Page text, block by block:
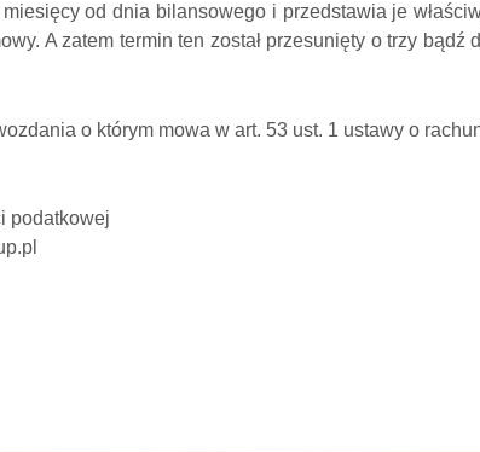
od dnia bilansowego i przedstawia je
A zatem termin ten został przesunięty o trzy
o którym mowa w art. 53 ust. 1 ustawy o
podatkowej